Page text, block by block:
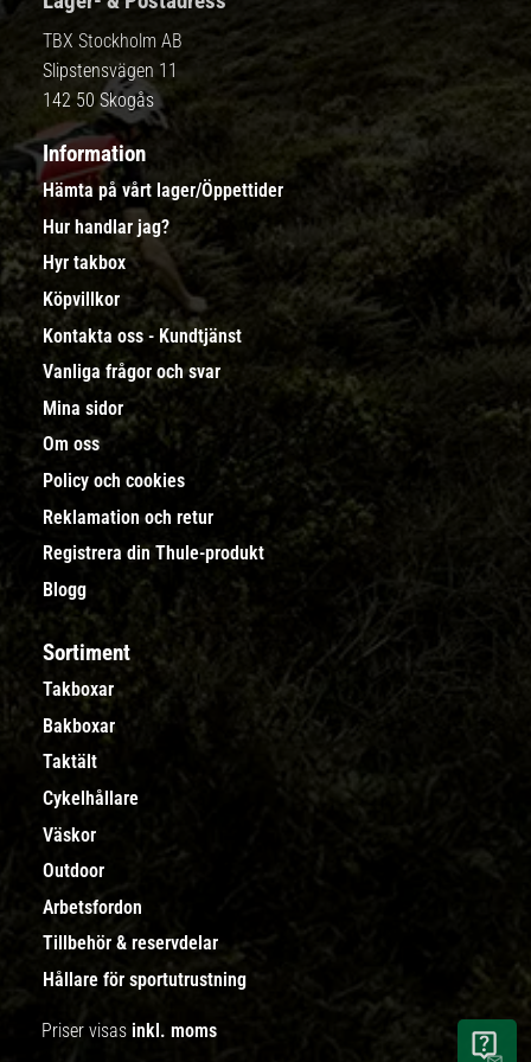
TBX Stockholm AB
Slipstensvägen 11
142 50 Skogås
Information
Hämta på vårt lager/Öppettider
Hur handlar jag?
Hyr takbox
Köpvillkor
Kontakta oss - Kundtjänst
Vanliga frågor och svar
Mina sidor
Om oss
Policy och cookies
Reklamation och retur
Registrera din Thule-produkt
Blogg
Sortiment
Takboxar
Bakboxar
Taktält
Cykelhållare
Väskor
Outdoor
Arbetsfordon
Tillbehör & reservdelar
Hållare för sportutrustning
Priser visas inkl. moms